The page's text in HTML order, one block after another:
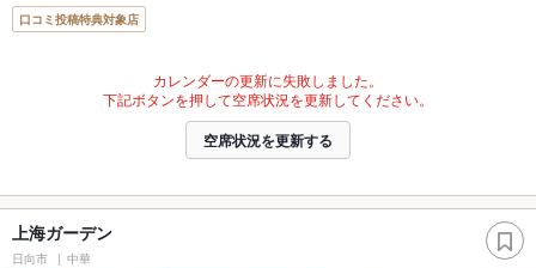
口コミ投稿特典対象店
カレンダーの更新に失敗しました。
下記ボタンを押して空席状況を更新してください。
空席状況を更新する
上海ガーデン
日向市 中華